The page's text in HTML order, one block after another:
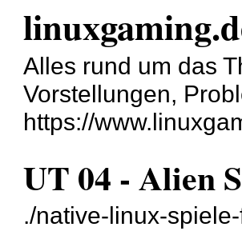
Alles rund um das
Vorstellungen,
https://
UT 04 - Alien
./native-linux-